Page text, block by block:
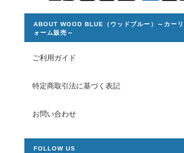
ABOUT WOOD BLUE（ウッドブルー）～カー
ォーム販売～
ご利用ガイド
特定商取引法に基づく表記
お問い合わせ
FOLLOW US